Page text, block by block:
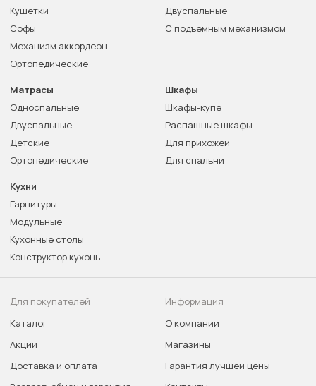
Кушетки
Софы
Механизм аккордеон
Ортопедические
Двуспальные
С подъемным механизмом
Матрасы
Односпальные
Двуспальные
Детские
Ортопедические
Шкафы
Шкафы-купе
Распашные шкафы
Для прихожей
Для спальни
Кухни
Гарнитуры
Модульные
Кухонные столы
Конструктор кухонь
Для покупателей
Каталог
Акции
Доставка и оплата
Информация
О компании
Магазины
Гарантия лучшей цены